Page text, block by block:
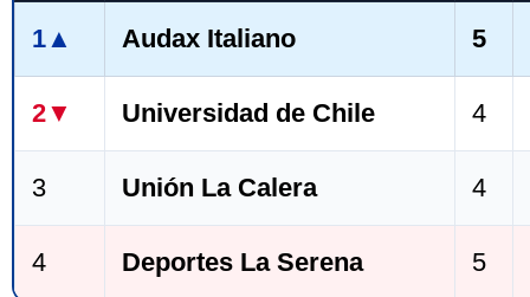
1▲ Audax Italiano 5
2▼ Universidad de Chile 4
3 Unión La Calera 4
4 Deportes La Serena 5